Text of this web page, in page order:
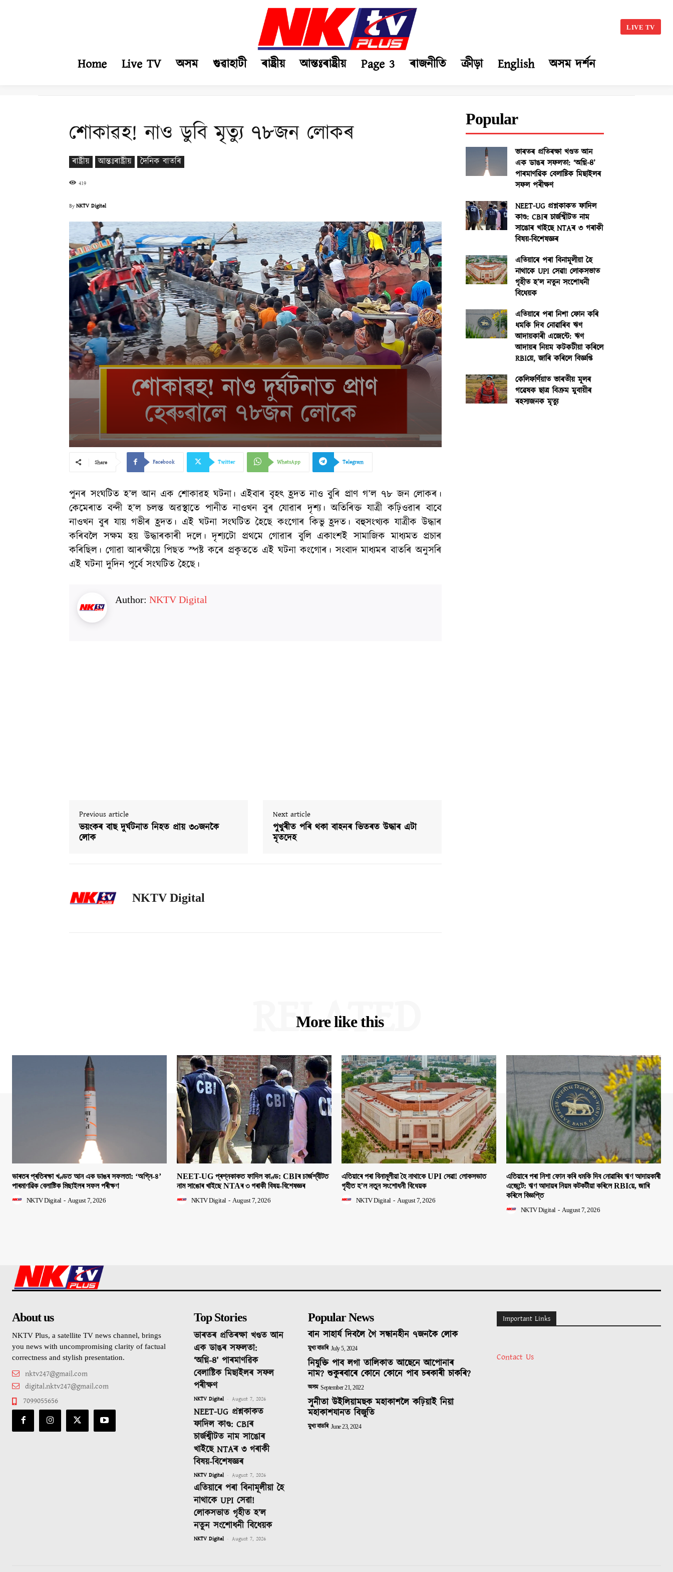
LIVE TV
Home Live TV অসম গুৱাহাটী ৰাষ্ট্ৰীয় আন্তঃৰাষ্ট্ৰীয় Page 3 ৰাজনীতি ক্ৰীড়া English অসম দৰ্শন
শোকাৱহ! নাও ডুবি মৃত্যু ৭৮জন লোকৰ
ৰাষ্ট্ৰীয় আন্তঃৰাষ্ট্ৰীয় দৈনিক বাতৰি
419
ByNKTV Digital
Share Facebook Twitter WhatsApp Telegram
পুনৰ সংঘটিত হ’ল আন এক শোকাৱহ ঘটনা। এইবাৰ বৃহৎ হ্ৰদত নাও বুৰি প্ৰাণ গ’ল ৭৮ জন লোকৰ।
কেমেৰাত বন্দী হ’ল চলন্ত অৱস্থাতে পানীত নাওখন বুৰ যোৱাৰ দৃশ্য। অতিৰিক্ত যাত্ৰী কঢ়িওৱাৰ বাবে
নাওখন বুৰ যায় গভীৰ হ্ৰদত। এই ঘটনা সংঘটিত হৈছে কংগোৰ কিভু হ্ৰদত। বহুসংখ্যক যাত্ৰীক উদ্ধাৰ
কৰিবলৈ সক্ষম হয় উদ্ধাৰকাৰী দলে। দৃশ্যটো প্ৰথমে গোৱাৰ বুলি একাংশই সামাজিক মাধ্যমত প্ৰচাৰ
কৰিছিল। গোৱা আৰক্ষীয়ে পিছত স্পষ্ট কৰে প্ৰকৃততে এই ঘটনা কংগোৰ। সংবাদ মাধ্যমৰ বাতৰি অনুসৰি
এই ঘটনা দুদিন পূৰ্বে সংঘটিত হৈছে।
Author: NKTV Digital
Previous article
ভয়ংকৰ বাছ দুৰ্ঘটনাত নিহত প্ৰায় ৩০জনকৈ
লোক
Next article
পুখুৰীত পৰি থকা বাহনৰ ভিতৰত উদ্ধাৰ এটা
মৃতদেহ
NKTV Digital
Popular
ভাৰতৰ প্ৰতিৰক্ষা খণ্ডত আন
এক ডাঙৰ সফলতা: ‘অগ্নি-৪’
পাৰমাণৱিক বেলাষ্টিক মিছাইলৰ
সফল পৰীক্ষণ
NEET-UG প্ৰশ্নকাকত ফাদিল
কাণ্ড: CBIৰ চাৰ্জশ্বীটত নাম
সাঙোৰ খাইছে NTAৰ ৩ গৰাকী
বিষয়-বিশেষজ্ঞৰ
এতিয়াৰে পৰা বিনামূলীয়া হৈ
নাথাকে UPI সেৱা! লোকসভাত
গৃহীত হ’ল নতুন সংশোধনী
বিধেয়ক
এতিয়াৰে পৰা নিশা ফোন কৰি
ধমকি দিব নোৱাৰিব ঋণ
আদায়কাৰী এজেন্টে: ঋণ
আদায়ৰ নিয়ম কটকটীয়া কৰিলে
RBIয়ে, জাৰি কৰিলে বিজ্ঞপ্তি
কেলিফৰ্ণিয়াত ভাৰতীয় মূলৰ
গৱেষক ছাত্ৰ বিক্ৰম মুবায়ীৰ
ৰহস্যজনক মৃত্যু
More like this
RELATED
ভাৰতৰ প্ৰতিৰক্ষা খণ্ডত আন এক ডাঙৰ সফলতা: ‘অগ্নি-৪’
পাৰমাণৱিক বেলাষ্টিক মিছাইলৰ সফল পৰীক্ষণ
NKTV Digital - August 7, 2026
NEET-UG প্ৰশ্নকাকত ফাদিল কাণ্ড: CBIৰ চাৰ্জশ্বীটত
নাম সাঙোৰ খাইছে NTAৰ ৩ গৰাকী বিষয়-বিশেষজ্ঞৰ
NKTV Digital - August 7, 2026
এতিয়াৰে পৰা বিনামূলীয়া হৈ নাথাকে UPI সেৱা! লোকসভাত
গৃহীত হ’ল নতুন সংশোধনী বিধেয়ক
NKTV Digital - August 7, 2026
এতিয়াৰে পৰা নিশা ফোন কৰি ধমকি দিব নোৱাৰিব ঋণ আদায়কাৰী
এজেন্টে: ঋণ আদায়ৰ নিয়ম কটকটীয়া কৰিলে RBIয়ে, জাৰি
কৰিলে বিজ্ঞপ্তি
NKTV Digital - August 7, 2026
About us
NKTV Plus, a satellite TV news channel, brings
you news with uncompromising clarity of factual
correctness and stylish presentation.
nktv247@gmail.com
digital.nktv247@gmail.com
7099055656
Top Stories
ভাৰতৰ প্ৰতিৰক্ষা খণ্ডত আন
এক ডাঙৰ সফলতা:
‘অগ্নি-৪’ পাৰমাণৱিক
বেলাষ্টিক মিছাইলৰ সফল
পৰীক্ষণ
NKTV Digital - August 7, 2026
NEET-UG প্ৰশ্নকাকত
ফাদিল কাণ্ড: CBIৰ
চাৰ্জশ্বীটত নাম সাঙোৰ
খাইছে NTAৰ ৩ গৰাকী
বিষয়-বিশেষজ্ঞৰ
NKTV Digital - August 7, 2026
এতিয়াৰে পৰা বিনামূলীয়া হৈ
নাথাকে UPI সেৱা!
লোকসভাত গৃহীত হ’ল
নতুন সংশোধনী বিধেয়ক
NKTV Digital - August 7, 2026
Popular News
বান সাহাৰ্য দিবলৈ গৈ সন্ধানহীন ৭জনকৈ লোক
মুখ্য বাতৰি July 5, 2024
নিযুক্তি পাব লগা তালিকাত আছেনে আপোনাৰ
নাম? শুকুৰবাৰে কোনে কোনে পাব চৰকাৰী চাকৰি?
অসম September 21, 2022
সুনীতা উইলিয়ামছক মহাকাশলৈ কঢ়িয়াই নিয়া
মহাকাশযানত বিজুতি
মুখ্য বাতৰি June 23, 2024
Important Links
Contact Us